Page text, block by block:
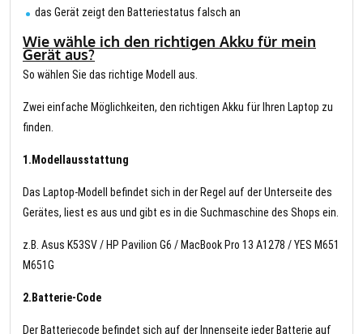
das Gerät zeigt den Batteriestatus falsch an
Wie wähle ich den richtigen Akku für mein
Gerät aus?
So wählen Sie das richtige Modell aus.
Zwei einfache Möglichkeiten, den richtigen Akku für Ihren Laptop zu
finden.
1.Modellausstattung
Das Laptop-Modell befindet sich in der Regel auf der Unterseite des
Gerätes, liest es aus und gibt es in die Suchmaschine des Shops ein.
z.B. Asus K53SV / HP Pavilion G6 / MacBook Pro 13 A1278 / YES M651
M651G
2.Batterie-Code
Der Batteriecode befindet sich auf der Innenseite jeder Batterie auf